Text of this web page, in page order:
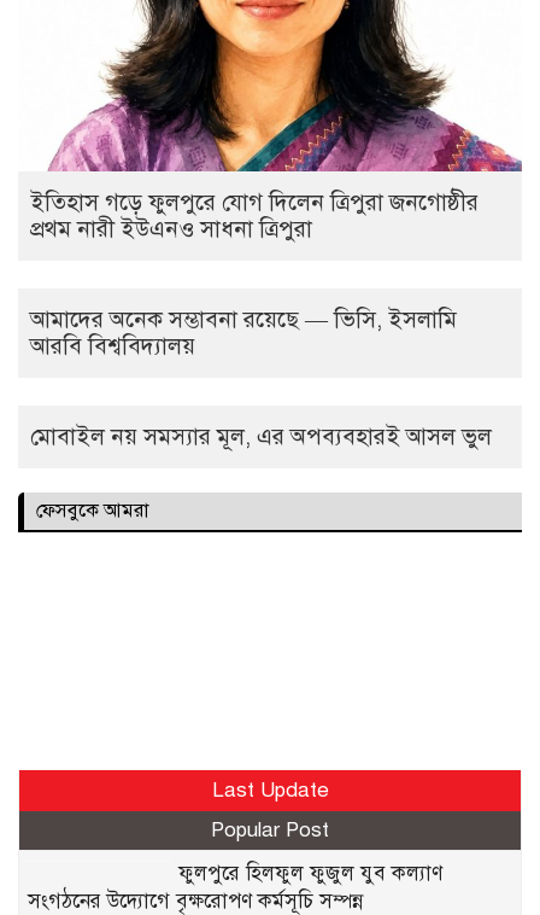
ইতিহাস গড়ে ফুলপুরে যোগ দিলেন ত্রিপুরা জনগোষ্ঠীর
প্রথম নারী ইউএনও সাধনা ত্রিপুরা
আমাদের অনেক সম্ভাবনা রয়েছে — ভিসি, ইসলামি
আরবি বিশ্ববিদ্যালয়
মোবাইল নয় সমস্যার মূল, এর অপব্যবহারই আসল ভুল
ফেসবুকে আমরা
Last Update
Popular Post
ফুলপুরে হিলফুল ফুজুল যুব কল্যাণ
সংগঠনের উদ্যোগে বৃক্ষরোপণ কর্মসূচি সম্পন্ন